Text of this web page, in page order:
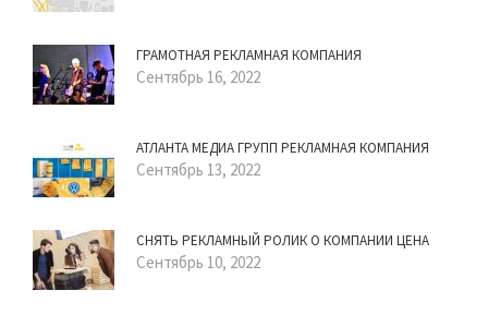
ГРАМОТНАЯ РЕКЛАМНАЯ КОМПАНИЯ
Сентябрь 16, 2022
АТЛАНТА МЕДИА ГРУПП РЕКЛАМНАЯ КОМПАНИЯ
Сентябрь 13, 2022
СНЯТЬ РЕКЛАМНЫЙ РОЛИК О КОМПАНИИ ЦЕНА
Сентябрь 10, 2022